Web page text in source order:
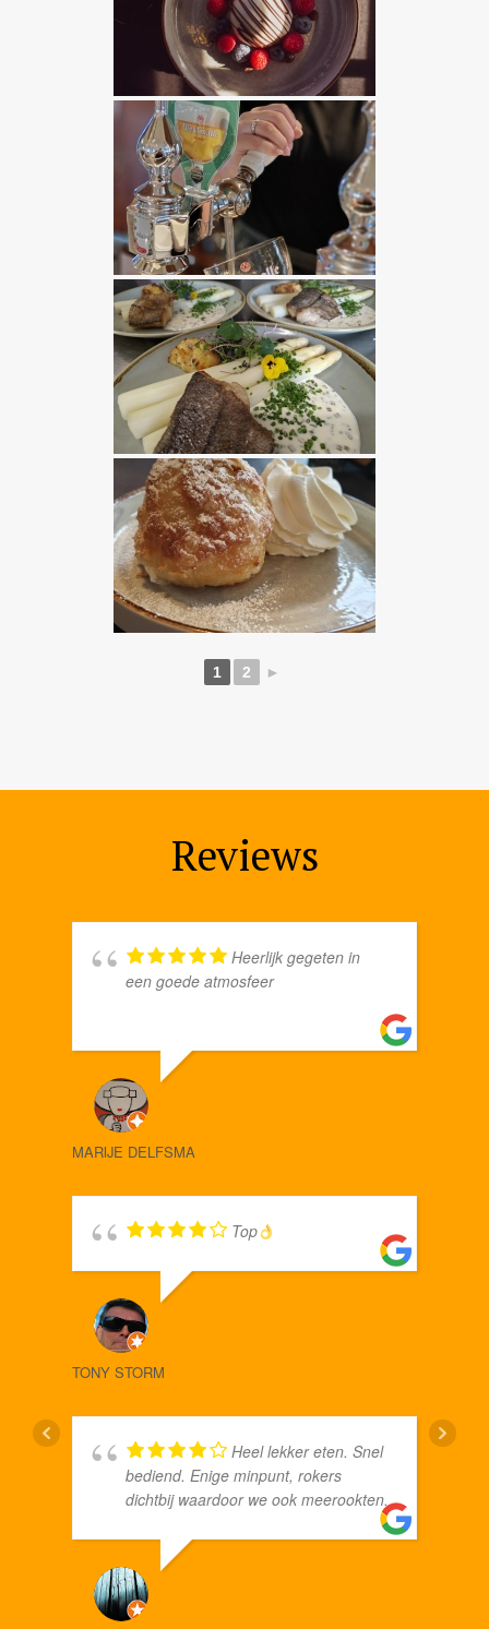
1 2 ►
Reviews
Heerlijk gegeten in
een goede atmosfeer
MARIJE DELFSMA
Top
TONY STORM
Heel lekker eten. Snel
bediend. Enige minpunt, rokers
dichtbij waardoor we ook meerookten.